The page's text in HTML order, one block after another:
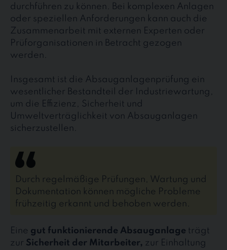
durchführen zu können. Bei komplexen Anlagen
oder speziellen Anforderungen kann auch die
Zusammenarbeit mit externen Experten oder
Prüforganisationen in Betracht gezogen
werden.
Insgesamt ist die Absauganlagenprüfung ein
wesentlicher Bestandteil der Industriewartung,
um die Effizienz, Sicherheit und
Umweltverträglichkeit von Absauganlagen
sicherzustellen.
Durch regelmäßige Prüfungen, Wartung und
Dokumentation können mögliche Probleme
frühzeitig erkannt und behoben werden.
Eine gut funktionierende Absauganlage trägt
zur Sicherheit der Mitarbeiter, zur Einhaltung